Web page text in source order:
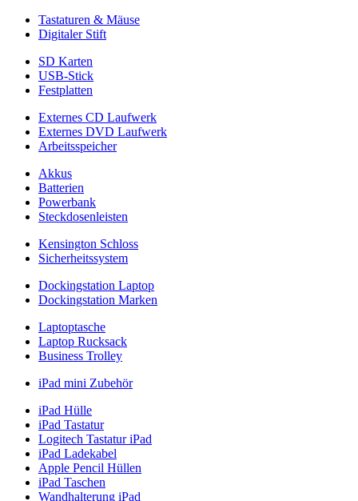
Tastaturen & Mäuse
Digitaler Stift
SD Karten
USB-Stick
Festplatten
Externes CD Laufwerk
Externes DVD Laufwerk
Arbeitsspeicher
Akkus
Batterien
Powerbank
Steckdosenleisten
Kensington Schloss
Sicherheitssystem
Dockingstation Laptop
Dockingstation Marken
Laptoptasche
Laptop Rucksack
Business Trolley
iPad mini Zubehör
iPad Hülle
iPad Tastatur
Logitech Tastatur iPad
iPad Ladekabel
Apple Pencil Hüllen
iPad Taschen
Wandhalterung iPad